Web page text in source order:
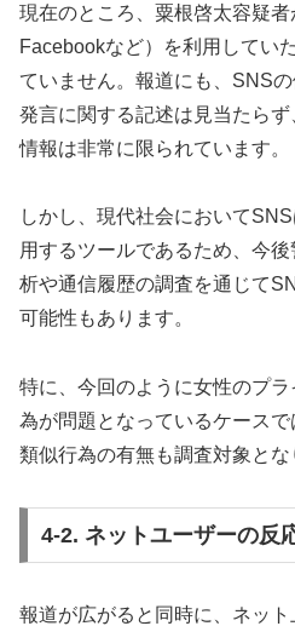
現在のところ、粟根啓太容疑者
Facebookなど）を利用してい
ていません。報道にも、SNS
発言に関する記述は見当たら
情報は非常に限られています。
しかし、現代社会において
用するツールであるため、今
析や通信履歴の調査を通じて
可能性もあります。
特に、今回のように女性のプ
為が問題となっているケース
類似行為の有無も調査対象とな
4-2. ネットユーザーの反
報道が広がると同時に、ネッ